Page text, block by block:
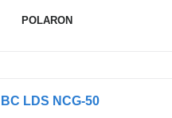
POLARON
BC LDS NCG-50